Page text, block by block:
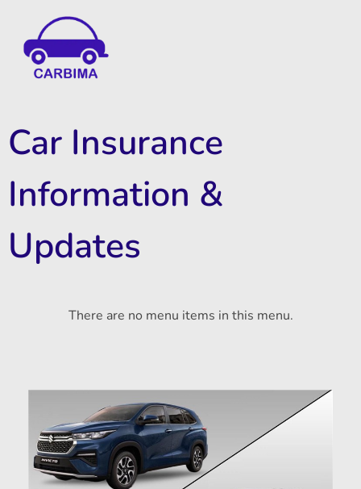
Car Insurance
Information &
Updates
There are no menu items in this menu.